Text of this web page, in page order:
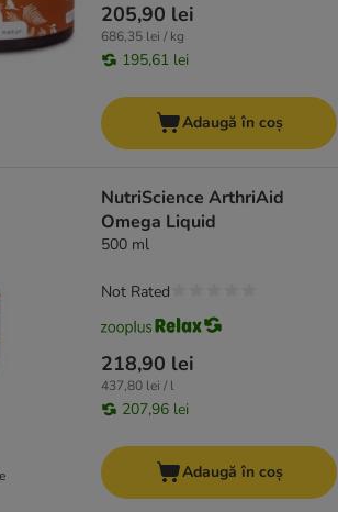
205,90 lei
686,35 lei / kg
195,61 lei
Adaugă în coș
NutriScience ArthriAid
Omega Liquid
500 ml
218,90 lei
437,80 lei / l
207,96 lei
Not Rated
Adaugă în coș